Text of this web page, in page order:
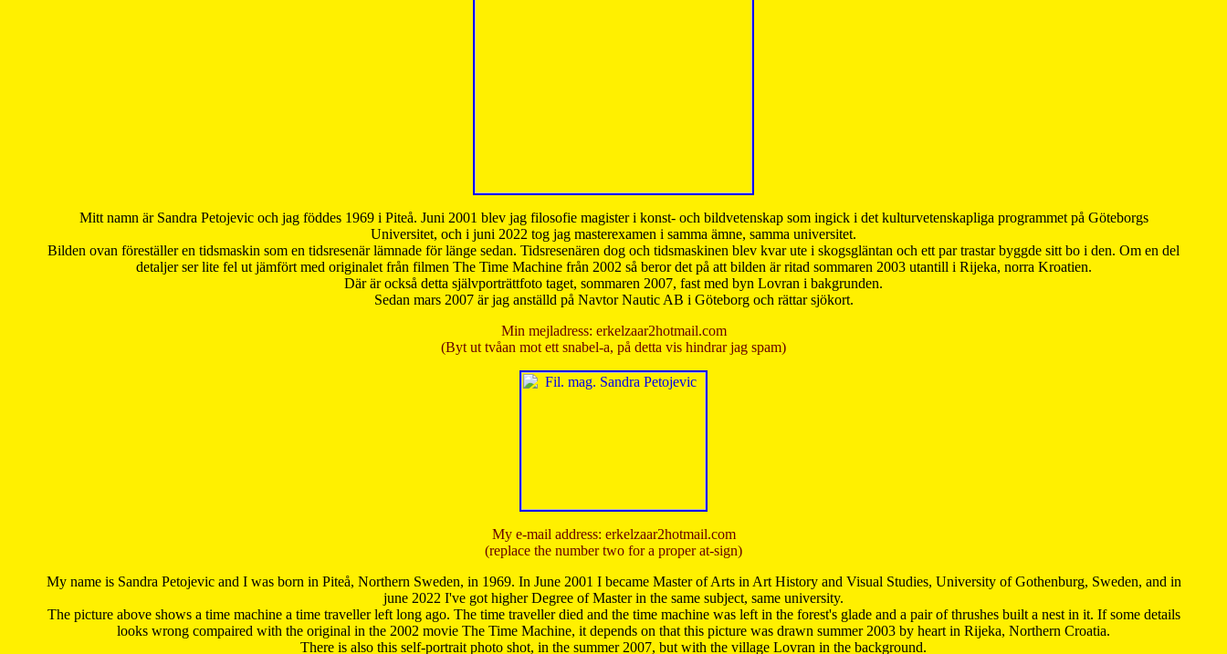
Mitt namn är Sandra Petojevic och jag föddes 1969 i Piteå. Juni 2001 blev jag filosofie magister i konst- och bildvetenskap som ingick i det kulturvetenskapliga programmet på Göteborgs
Universitet, och i juni 2022 tog jag masterexamen i samma ämne, samma universitet.
Bilden ovan föreställer en tidsmaskin som en tidsresenär lämnade för länge sedan. Tidsresenären dog och tidsmaskinen blev kvar ute i skogsgläntan och ett par trastar byggde sitt bo i den. Om en del
detaljer ser lite fel ut jämfört med originalet från filmen The Time Machine från 2002 så beror det på att bilden är ritad sommaren 2003 utantill i Rijeka, norra Kroatien.
Där är också detta självporträttfoto taget, sommaren 2007, fast med byn Lovran i bakgrunden.
Sedan mars 2007 är jag anställd på Navtor Nautic AB i Göteborg och rättar sjökort.
Min mejladress: erkelzaar2hotmail.com
(Byt ut tvåan mot ett snabel-a, på detta vis hindrar jag spam)
My e-mail address: erkelzaar2hotmail.com
(replace the number two for a proper at-sign)
My name is Sandra Petojevic and I was born in Piteå, Northern Sweden, in 1969. In June 2001 I became Master of Arts in Art History and Visual Studies, University of Gothenburg, Sweden, and in
june 2022 I've got higher Degree of Master in the same subject, same university.
The picture above shows a time machine a time traveller left long ago. The time traveller died and the time machine was left in the forest's glade and a pair of thrushes built a nest in it. If some details
looks wrong compaired with the original in the 2002 movie The Time Machine, it depends on that this picture was drawn summer 2003 by heart in Rijeka, Northern Croatia.
There is also this self-portrait photo shot, in the summer 2007, but with the village Lovran in the background.